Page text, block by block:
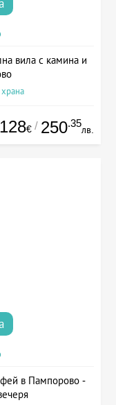
вила с камина и
128€ / 250.35
лв.
в Пампорово -